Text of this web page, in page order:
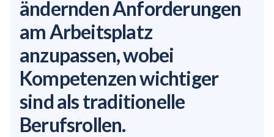
ändernden Anforderungen
am Arbeitsplatz
anzupassen, wobei
Kompetenzen wichtiger
sind als traditionelle
Berufsrollen.